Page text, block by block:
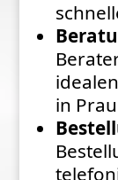
in